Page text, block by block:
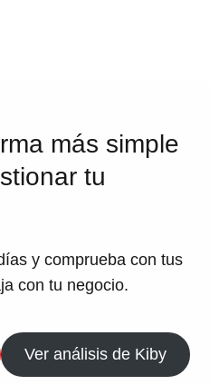
más simple
tu
y comprueba con tus
con tu negocio.
Ver análisis de Kiby